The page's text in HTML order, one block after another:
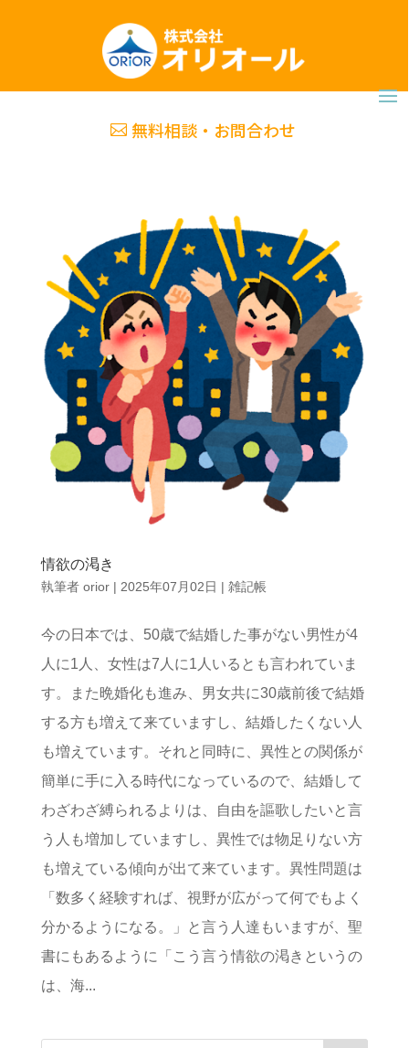
無料相談・お問合わせ
情欲の渇き
執筆者 orior| 2025年07月02日 | 雑記帳
今の日本では、50歳で結婚した事がない男性が4
人に1人、女性は7人に1人いるとも言われていま
す。また晩婚化も進み、男女共に30歳前後で結婚
する方も増えて来ていますし、結婚したくない人
も増えています。それと同時に、異性との関係が
簡単に手に入る時代になっているので、結婚して
わざわざ縛られるよりは、自由を謳歌したいと言
う人も増加していますし、異性では物足りない方
も増えている傾向が出て来ています。異性問題は
「数多く経験すれば、視野が広がって何でもよく
分かるようになる。」と言う人達もいますが、聖
書にもあるように「こう言う情欲の渇きというの
は、海...